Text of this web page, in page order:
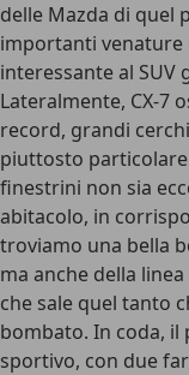
delle Mazda di quel
importanti venature
interessante al SUV
Lateralmente, CX-7
record, grandi
piuttosto
finestrini non sia
abitacolo, in
troviamo una bella
ma anche della
che sale quel tanto
bombato. In coda, il
sportivo, con due